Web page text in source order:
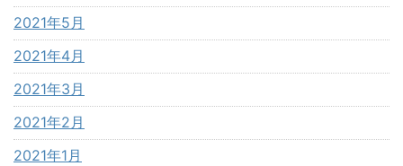
2021年5月
2021年4月
2021年3月
2021年2月
2021年1月